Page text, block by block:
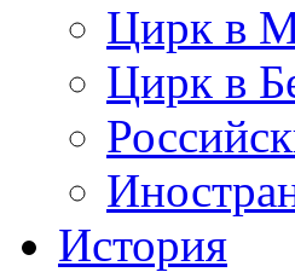
Цирк в
Цирк в
История